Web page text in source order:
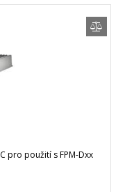
pro použití s FPM-Dxx